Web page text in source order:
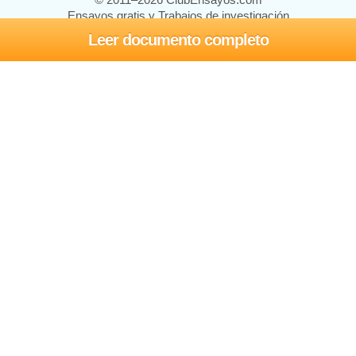
Leer documento completo
Ensayos gratis y Trabajos de investigación